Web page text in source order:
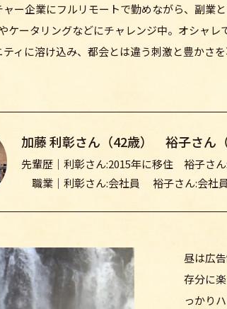
ー企業にフルリモートで勤めながら、副業
ケータリングなどにチャレンジ中。オシャ
ィに溶け込み、都会とは違う刺激と豊かさを
加藤 利彰さん（42歳） 裕子さん（
先輩歴｜利彰さん:2015年に移住 裕子さ
職業｜利彰さん:会社員 裕子さん:会社員
昼は広
存分に
っかり